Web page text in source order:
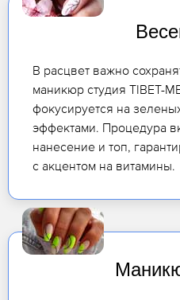
В расцвет важно
маникюр студия TIBET-
фокусируется на
эффектами. Процедура
нанесение и топ,
с акцентом на витамины.